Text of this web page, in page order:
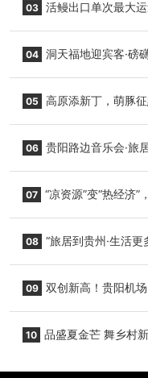
03 活鳗出口单次最大
04 洞天福地迎宾客·磅
05 高原添新丁，萌豚
06 贵阳路边音乐会·旅
07 “凉资源”变“热经济
08 “旅居到贵州·生活
09 双创新高！贵阳机
10 品盛夏金芒 舞乡村